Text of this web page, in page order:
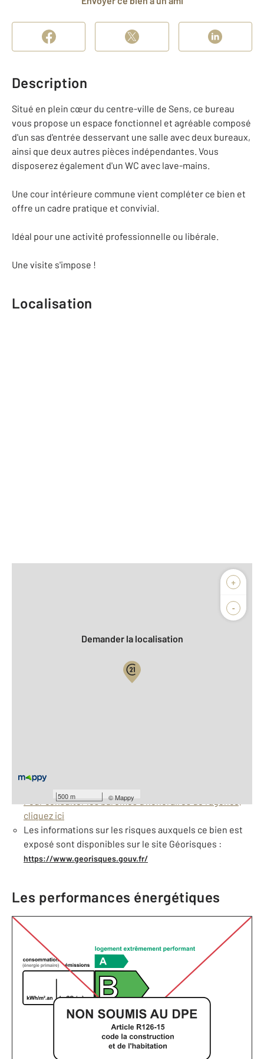
Description
Situé en plein cœur du centre-ville de Sens, ce bureau
vous propose un espace fonctionnel et agréable composé
d'un sas d'entrée desservant une salle avec deux bureaux,
ainsi que deux autres pièces indépendantes. Vous
disposerez également d'un WC avec lave-mains.
Une cour intérieure commune vient compléter ce bien et
offre un cadre pratique et convivial.
Idéal pour une activité professionnelle ou libérale.
Une visite s'impose !
Localisation
+
-
500 m ©Mappy
Demander la localisation
Dépôt de garantie : 800 €
Pour consulter les barèmes d'honoraires de l'agence,
cliquez ici
Les informations sur les risques auxquels ce bien est
exposé sont disponibles sur le site Géorisques :
https://www.georisques.gouv.fr/
Les performances énergétiques